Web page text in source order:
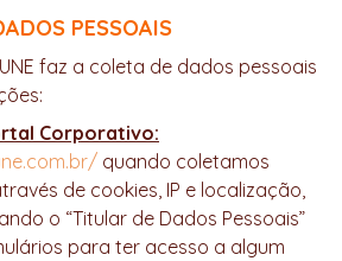
PESSOAIS
faz a coleta de dados pessoais
Corporativo:
quando coletamos
de cookies, IP e localização,
o “Titular de Dados Pessoais”
para ter acesso a algum